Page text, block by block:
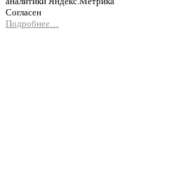
Согласен
Подробнее…